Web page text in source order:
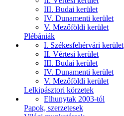
III. Budai kerület
IV. Dunamenti kerület
V. Mezőföldi kerület
Plébániák
I. Székesfehérvári kerület
II. Vértesi kerület
III. Budai kerület
IV. Dunamenti kerület
V. Mezőföldi kerület
Lelkipásztori körzetek
Elhunytak 2003-tól
Papok, szerzetesek